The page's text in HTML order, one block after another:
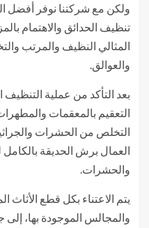
ولكن مع شركتنا نوفر أفضل
تنظيف الحدائق والاهتمام
المثالي النظيف والمرتب
والعوالق.
بعد التأكد من عملية التنظيف
التعقيم بالمعقمات
التخلص من الحشرات
العمال برش الحديقة بالكامل
والحشرات.
يتم الاعتناء بكل قطع الأثاث
والمجالس الموجودة بها، إلى